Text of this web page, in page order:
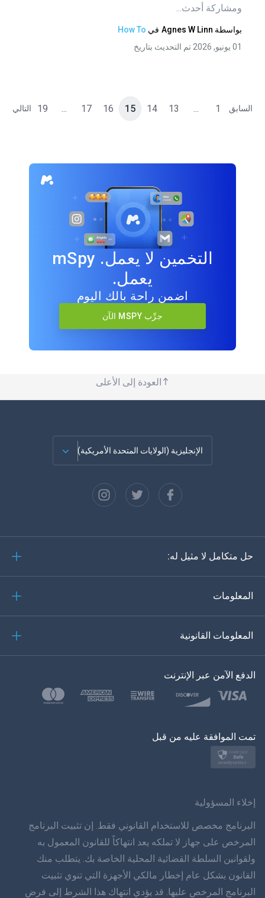
ومشاركة أحدث...
بواسطة Agnes W Linn في How To
01 يونيو, 2026 تم التحديث بتاريخ
السابق 1
...
13
14
15
16
17
...
19 التالي
التخمين لا يعمل. mSpy
يعمل.
اضمن راحة بالك اليوم
جرِّب MSPY الآن
العودة إلى الأعلى
الإنجليزية (الولايات المتحدة الأمريكية)
الاسبانية
البرتغالية
한?의의
بولسكي
简体 体 中文
हिंददी
حل متكامل لا مثيل له:
المعلومات
المعلومات القانونية
الدفع الآمن عبر الإنترنت
تمت الموافقة عليه من قبل
إخلاء المسؤولية
البرنامج مخصص للاستخدام القانوني فقط. إن تثبيت البرنامج
المرخص على جهاز لا تملكه يعد انتهاكاً للقانون المعمول به
ولقوانين السلطة القضائية المحلية الخاصة بك. يتطلب منك
القانون بشكل عام إخطار مالكي الأجهزة التي تنوي تثبيت
البرنامج المرخص عليها. قد يؤدي انتهاك هذا الشرط إلى فرض